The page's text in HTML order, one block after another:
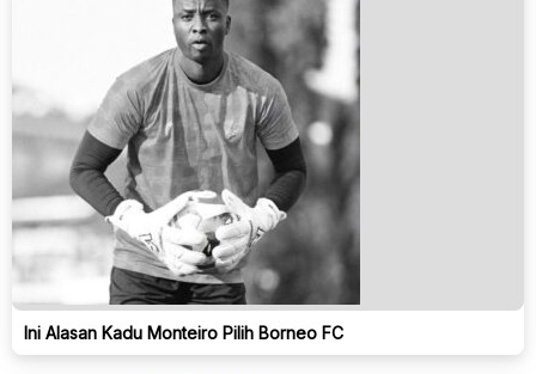
Ini Alasan Kadu Monteiro Pilih Borneo FC